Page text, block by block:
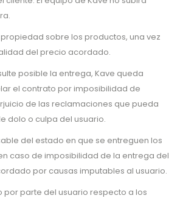
sobre los productos, una vez
del precio acordado.
posible la entrega, Kave queda
el contrato por imposibilidad de
de las reclamaciones que pueda
dolo o culpa del usuario.
del estado en que se entreguen los
caso de imposibilidad de la entrega del
por causas imputables al usuario.
por parte del usuario respecto a los